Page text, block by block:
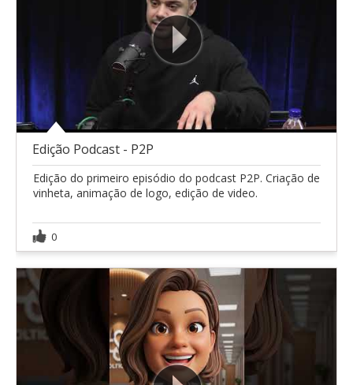
Edição Podcast - P2P
Edição do primeiro episódio do podcast P2P. Criação de
vinheta, animação de logo, edição de video.
0